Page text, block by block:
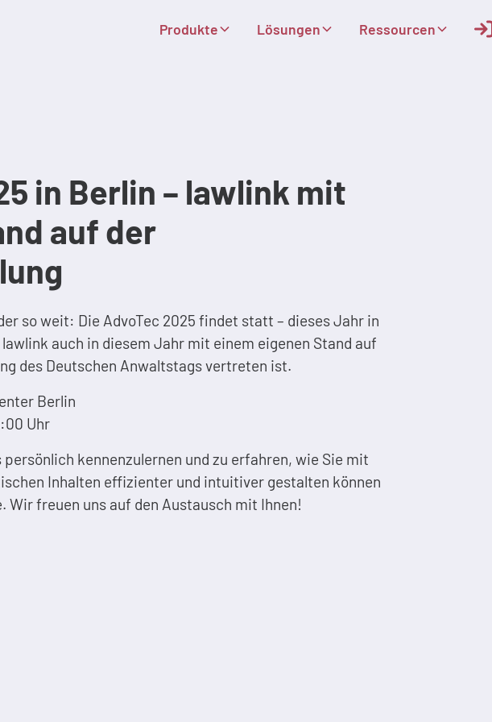
Produkte Lösungen Ressourcen
in Berlin – lawlink mit
auf der
so weit: Die AdvoTec 2025 findet statt – dieses Jahr in
auch in diesem Jahr mit einem eigenen Stand auf
des Deutschen Anwaltstags vertreten ist.
Berlin
Uhr
kennenzulernen und zu erfahren, wie Sie mit
Inhalten effizienter und intuitiver gestalten können
Wir freuen uns auf den Austausch mit Ihnen!